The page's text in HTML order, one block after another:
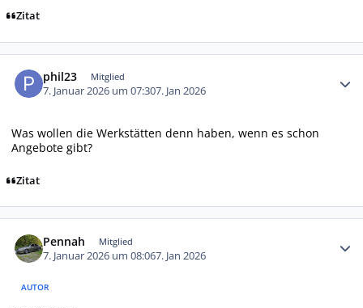
Zitat
phil23 Mitglied
7. Januar 2026 um 07:307. Jan 2026
Was wollen die Werkstätten denn haben, wenn es schon
Angebote gibt?
Zitat
Pennah Mitglied
7. Januar 2026 um 08:067. Jan 2026
AUTOR